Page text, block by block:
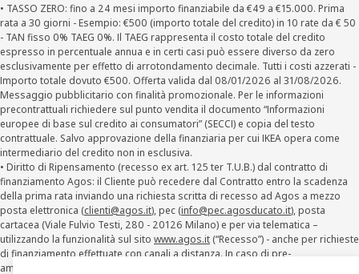
• TASSO ZERO: fino a 24 mesi importo finanziabile da €49 a €15.000. Prima
rata a 30 giorni - Esempio: €500 (importo totale del credito) in 10 rate da € 50
- TAN fisso 0% TAEG 0%. Il TAEG rappresenta il costo totale del credito
espresso in percentuale annua e in certi casi può essere diverso da zero
esclusivamente per effetto di arrotondamento decimale. Tutti i costi azzerati -
Importo totale dovuto €500. Offerta valida dal 08/01/2026 al 31/08/2026.
Messaggio pubblicitario con finalità promozionale. Per le informazioni
precontrattuali richiedere sul punto vendita il documento “Informazioni
europee di base sul credito ai consumatori” (SECCI) e copia del testo
contrattuale. Salvo approvazione della finanziaria per cui IKEA opera come
intermediario del credito non in esclusiva.
• Diritto di Ripensamento (recesso ex art. 125 ter T.U.B.) dal contratto di
finanziamento Agos: il Cliente può recedere dal Contratto entro la scadenza
della prima rata inviando una richiesta scritta di recesso ad Agos a mezzo
posta elettronica (clienti@agos.it), pec (info@pec.agosducato.it), posta
cartacea (Viale Fulvio Testi, 280 - 20126 Milano) e per via telematica –
utilizzando la funzionalità sul sito www.agos.it (“Recesso”) - anche per richieste
di finanziamento effettuate con canali a distanza. In caso di pre-
ammortamento, la comunicazione di recesso da parte del Cliente deve essere